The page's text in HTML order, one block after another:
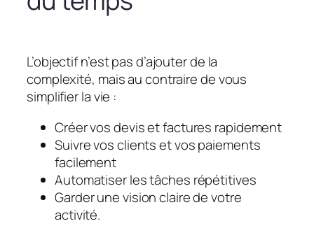
L’objectif n’est pas d’ajouter de la
complexité, mais au contraire de vous
simplifier la vie :
Créer vos devis et factures rapidement
Suivre vos clients et vos paiements
facilement
Automatiser les tâches répétitives
Garder une vision claire de votre
activité.